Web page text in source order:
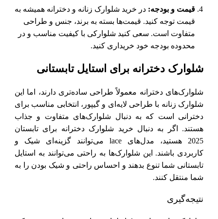
قیمت و بودجه: در خرید شلوارک زنانه و دخترانه همیشه به
قیمت توجه کنید. قیمت‌ها بسته به برند، جنس و طراحی
متفاوت است. سعی کنید شلوارکی با کیفیت مناسب و در
محدوده بودجه خود خریداری کنید.
شلوارک دخترانه برای استایل تابستانی
شلوارک‌های دخترانه معمولاً طراحی ساده‌تری دارند، اما این
شلوارک زنانه با طراحی لایه‌ای و گیپور، انتخابی مناسب برای
دخترانی است که به دنبال شلوارک‌های متفاوت و جذاب
هستند. اگر به دنبال خرید شلوارک دخترانه برای تابستان
2025 هستید، مدل‌های lace می‌توانند گزینه‌ای شیک و
کاربردی باشند. این شلوارک‌ها به راحتی می‌توانند به استایل
تابستانی شما تنوع بدهند و احساس راحتی و شیک بودن را به
شما منتقل کنند.
نتیجه‌گیری